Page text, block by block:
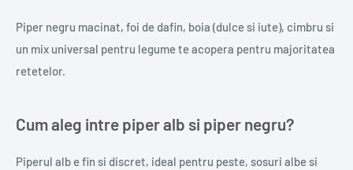
Piper negru macinat, foi de dafin, boia (dulce si iute), cimbru si
un mix universal pentru legume te acopera pentru majoritatea
retetelor.
Cum aleg intre piper alb si piper negru?
Piperul alb e fin si discret, ideal pentru peste, sosuri albe si